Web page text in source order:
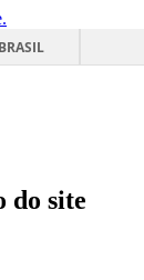
BRASIL
do site